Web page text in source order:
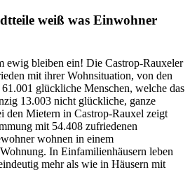
weiß was Einwohner
ewig bleiben ein! Die Castrop-Rauxeler
mit ihrer Wohnsituation, von den
glückliche Menschen, welche das
13.003 nicht glückliche, ganze
den Mietern in Castrop-Rauxel zeigt
mit 54.408 zufriedenen
wohnen in einem
In Einfamilienhäusern leben
mehr als wie in Häusern mit